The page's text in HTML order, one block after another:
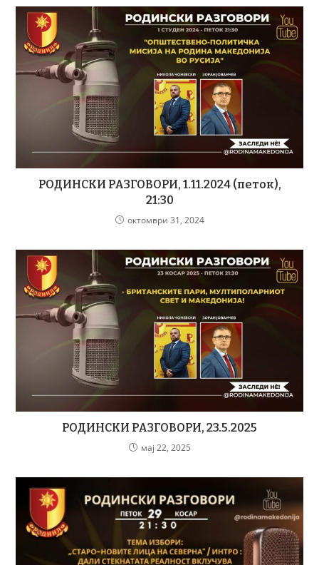
РОДИНСКИ РАЗГОВОРИ, 1.11.2024 (петок),
21:30
октомври 31, 2024
РОДИНСКИ РАЗГОВОРИ, 23.5.2025
мај 22, 2025